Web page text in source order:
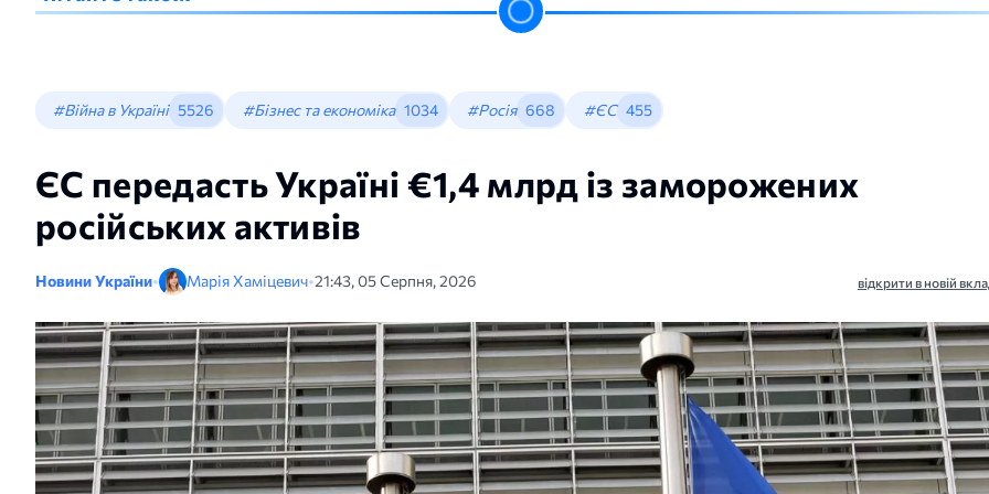
#Війна в Україні 5526 #Бізнес та економіка 1034 #Росія 668 #ЄС 455
ЄС передасть Україні €1,4 млрд із заморожених
російських активів
Новини України• Марія Хаміцевич•21:43, 05 Серпня, 2026 відкрити в новій